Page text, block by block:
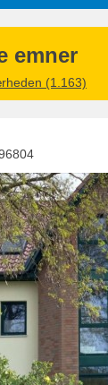
emner
(1.163)